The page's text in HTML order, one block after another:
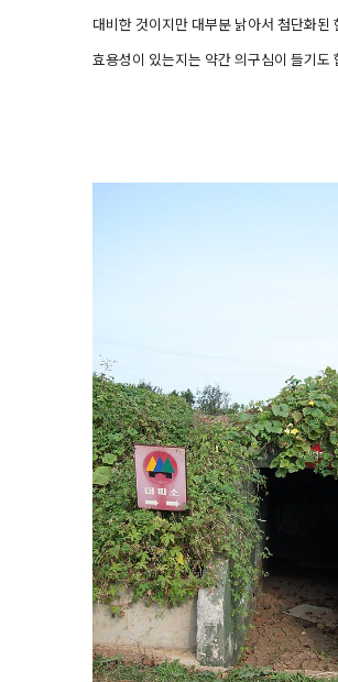
대비한 것이지만 대부분 낡아서 첨단화된
효용성이 있는지는 약간 의구심이 들기도